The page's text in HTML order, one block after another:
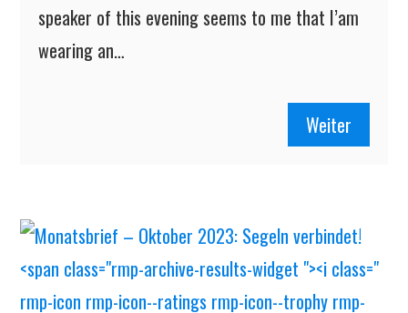
speaker of this evening seems to me that I’am
wearing an…
Weiter